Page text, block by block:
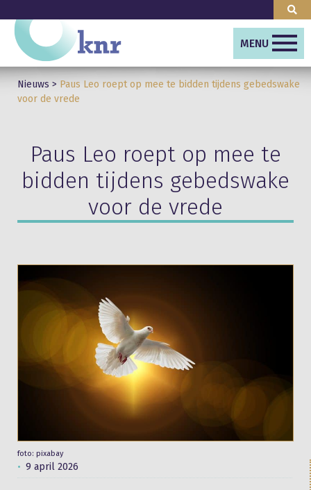
MENU
Nieuws > Paus Leo roept op mee te bidden tijdens gebedswake
voor de vrede
Paus Leo roept op mee te
bidden tijdens gebedswake
voor de vrede
foto: pixabay
9 april 2026